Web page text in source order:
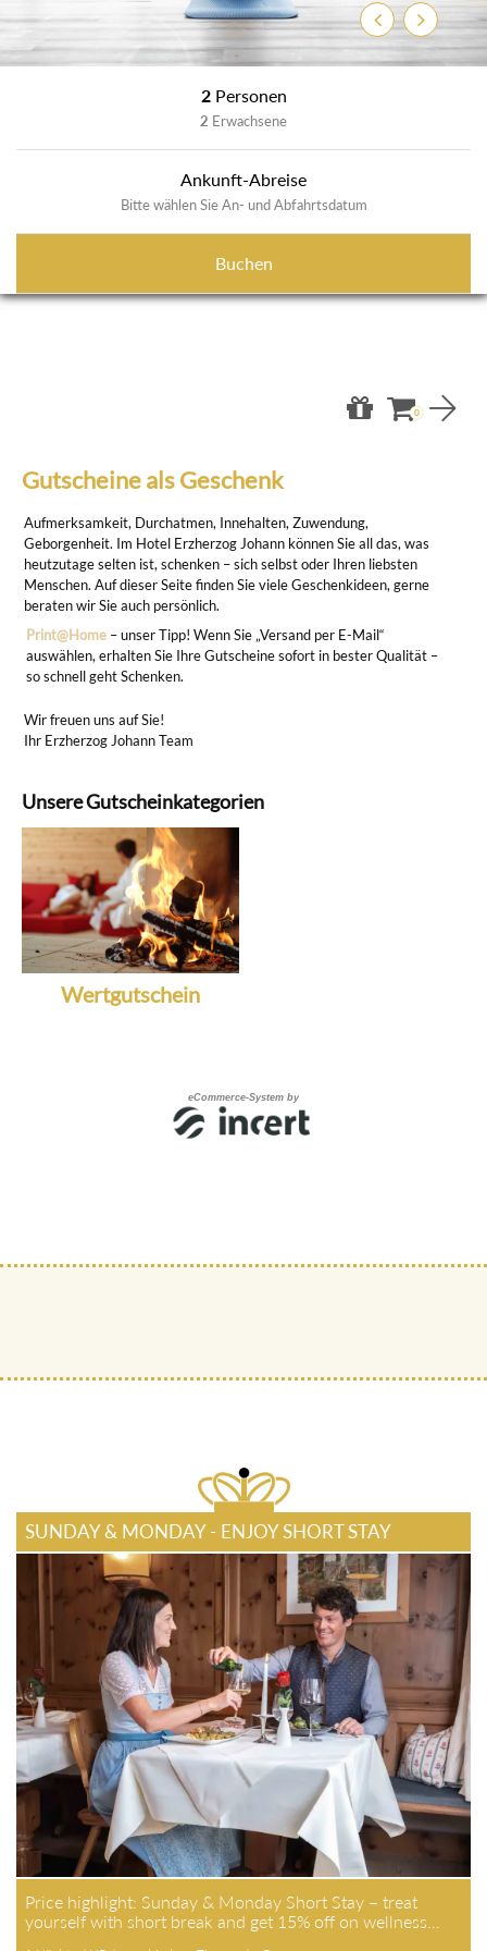
ZurückWeiter
2 Personen
2 Erwachsene
Ankunft-Abreise
Bitte wählen Sie An- und Abfahrtsdatum
Buchen
SUNDAY & MONDAY - ENJOY SHORT STAY
Price highlight: Sunday & Monday Short Stay – treat
yourself with short break and get 15% off on wellness…